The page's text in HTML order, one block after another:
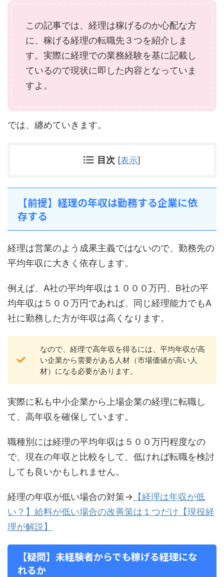
この記事では、経理は稼げるのか心配な方
に、稼げる経理の転職先３つを紹介しま
す。実際に経理での業務経験を基に記載し
ているので現状に即した内容となっていま
すよ。
では、纏めていきます。
目次 [表示]
【前提】経理の年収は勤務する企業に依
存する
経理は営業のよう成果主義ではないので、勤務先の
平均年収に大きく依存します。
例えば、A社の平均年収は１０００万円、B社の平
均年収は５００万円であれば、同じ経理能力でもA
社に勤務した方が年収は高くなります。
なので、経理で高年収を得るには、平均年収が高
い企業から需要がある人材（市場価値が高い人
材）になる必要があります。
実際に私も中小企業から上場企業の経理に転職し
て、高年収を確保しています。
職種別には経理の平均年収は５００万円程度なの
で、現在の年収と比較をして、低ければ転職を検討
しても良いかもしれません。
経理の年収が低い場合の対策→ 【経理は年収が低
い？】給料が低い場合の改善策は１つだけ【現役経
理が解説】
【疑問】未経験者からでも稼げる経理にな
れるか